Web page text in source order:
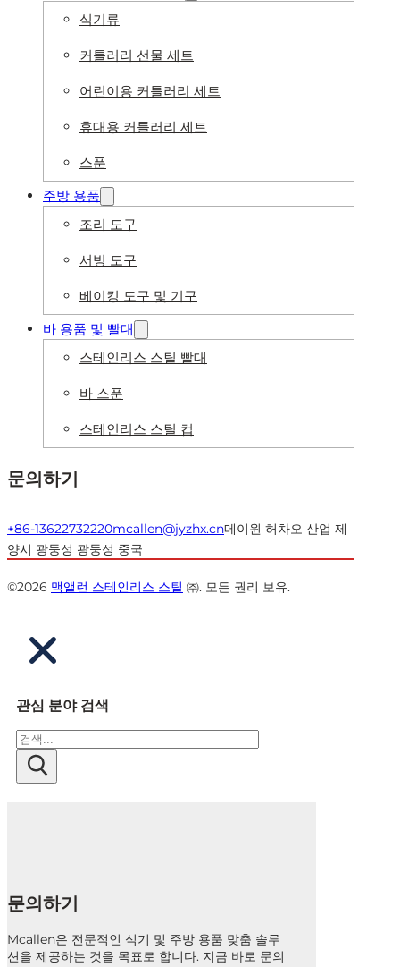
식기류
커틀러리 선물 세트
어린이용 커틀러리 세트
휴대용 커틀러리 세트
스푼
주방 용품
조리 도구
서빙 도구
베이킹 도구 및 기구
바 용품 및 빨대
스테인리스 스틸 빨대
바 스푼
스테인리스 스틸 컵
문의하기
+86-13622732220mcallen@jyzhx.cn메이윈 허차오 산업 제
양시 광둥성 광둥성 중국
©2026 맥앨런 스테인리스 스틸 ㈜. 모든 권리 보유.
관심 분야 검색
검
색
문의하기
Mcallen은 전문적인 식기 및 주방 용품 맞춤 솔루
션을 제공하는 것을 목표로 합니다. 지금 바로 문의